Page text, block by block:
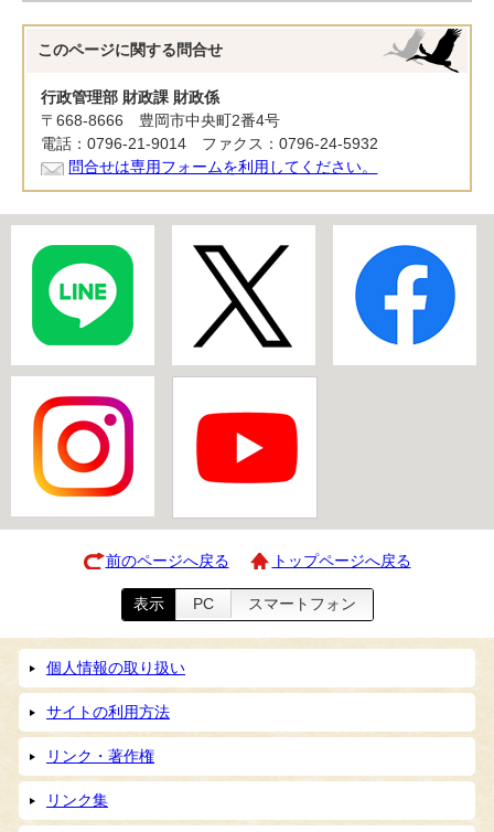
このページに関する 問合せ
行政管理部 財政課 財政係
〒668-8666 豊岡市中央町2番4号
電話：0796-21-9014 ファクス：0796-24-5932
問合せは専用フォームを利用してください。
前のページへ戻る トップページへ戻る
表示 PC スマートフォン
個人情報の取り扱い
サイトの利用方法
リンク・著作権
リンク集